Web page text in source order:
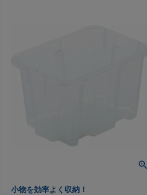
小物を効率よく収納！